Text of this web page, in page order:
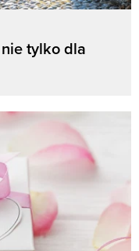
tylko dla